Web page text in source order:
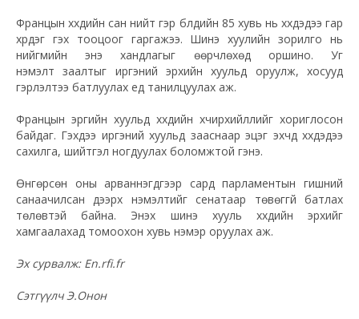
Францын хүүхдийн сан нийт гэр бүлүүдийн 85 хувь нь хүүхдэдээ гар
хүрдэг гэх тооцоог гаргажээ. Шинэ хуулийн зорилго нь
нийгмийн энэ хандлагыг өөрчлөхөд оршино. Уг
нэмэлт заалтыг иргэний эрхийн хуульд оруулж, хосууд
гэрлэлтээ батлуулах үед танилцуулах аж.
Францын эрүүгийн хуульд хүүхдийн хүчирхийллийг хориглосон
байдаг. Гэхдээ иргэний хуульд зааснаар эцэг эхчүүд хүүхдэдээ
сахилга, шийтгэл ногдуулах боломжтой гэнэ.
Өнгөрсөн оны арваннэгдүгээр сард парламентын гишүүний
санаачилсан дээрх нэмэлтийг сенатаар төвөггүй батлах
төлөвтэй байна. Энэхүү шинэ хууль хүүхдийн эрхийг
хамгаалахад томоохон хувь нэмэр оруулах аж.
Эх сурвалж: En.rfi.fr
Сэтгүүлч Э.Онон